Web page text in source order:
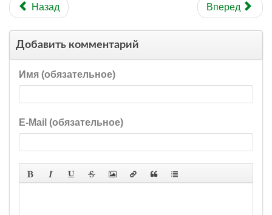
Назад Вперед
Добавить комментарий
Имя (обязательное)
E-Mail (обязательное)